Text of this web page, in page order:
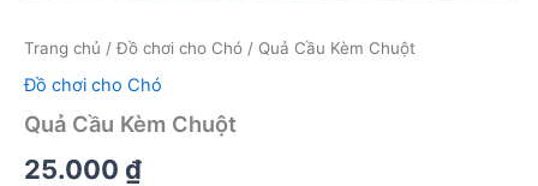
Trang chủ / Đồ chơi cho Chó / Quả Cầu Kèm Chuột
Đồ chơi cho Chó
Quả Cầu Kèm Chuột
25.000 ₫